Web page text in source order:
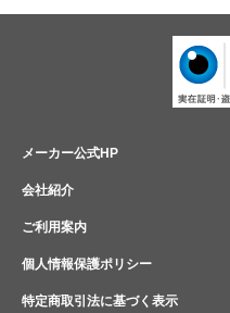
メーカー公式HP
会社紹介
ご利用案内
個人情報保護ポリシー
特定商取引法に基づく表示